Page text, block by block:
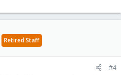
Retired Staff
#4